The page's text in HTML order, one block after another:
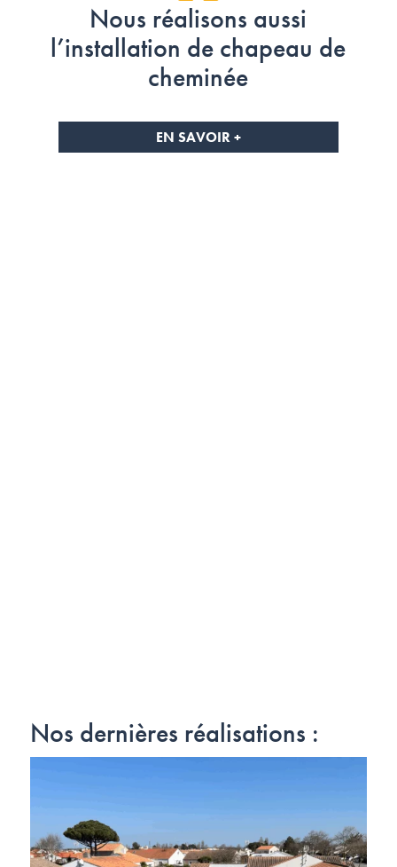
Nous réalisons aussi
l’installation de chapeau de
cheminée
EN SAVOIR +
Nos dernières réalisations :